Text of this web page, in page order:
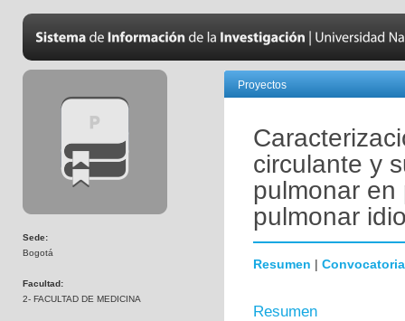
Sede:
Bogotá
Facultad:
2- FACULTAD DE MEDICINA
Proyectos
circulante y
pulmonar en
pulmonar
Resumen | Convocatoria
Resumen